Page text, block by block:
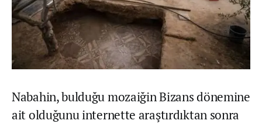
Nabahin, bulduğu mozaiğin Bizans dönemine
ait olduğunu internette araştırdıktan sonra